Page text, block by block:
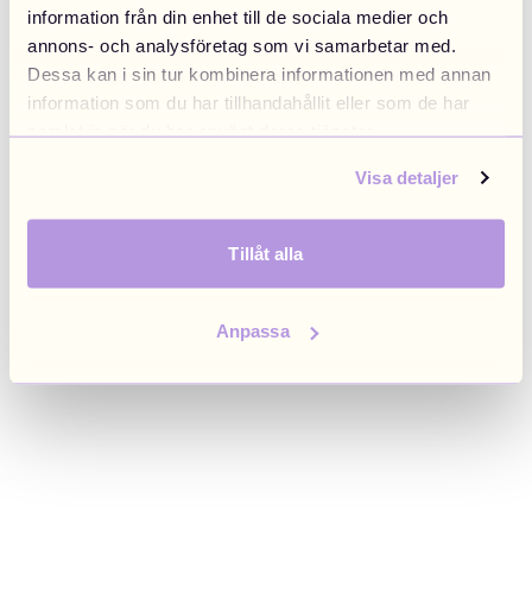
information från din enhet till de sociala medier och
annons- och analysföretag som vi samarbetar med.
Dessa kan i sin tur kombinera informationen med annan
information som du har tillhandahållit eller som de har
samlat in när du har använt deras tjänster.
Visa detaljer
Tillåt alla
Anpassa
Application error: a client-side exception has occurred (see the
browser console for more information).